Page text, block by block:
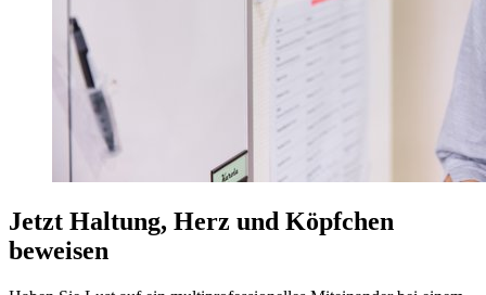
Jetzt Haltung, Herz und Köpfchen
beweisen